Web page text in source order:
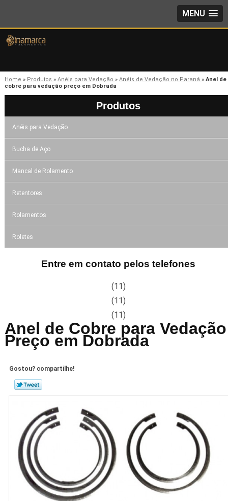
MENU
Home » Produtos » Anéis para Vedação » Anéis de Vedação no Paraná » Anel de
cobre para vedação preço em Dobrada
Produtos
Anéis para Vedação
Bucha de Aço
Mancal de Rolamento
Retentores
Rolamentos
Roletes
Entre em contato pelos telefones
(11)
(11)
(11)
Anel de Cobre para Vedação
Preço em Dobrada
Gostou? compartilhe!